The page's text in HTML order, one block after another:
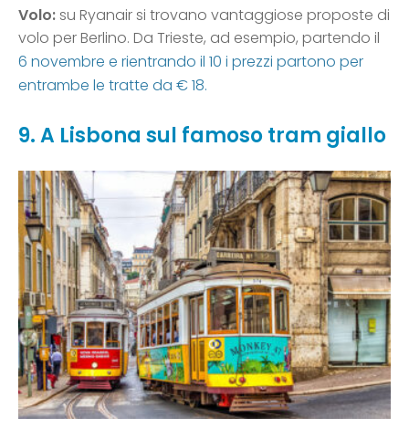
Volo:su Ryanair si trovano vantaggiose proposte di
volo per Berlino. Da Trieste, ad esempio, partendo il
6 novembre e rientrando il 10 i prezzi partono per
entrambe le tratte da € 18.
9. A Lisbona sul famoso tram giallo